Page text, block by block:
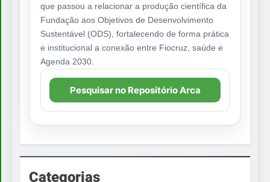
que passou a relacionar a produção científica da
Fundação aos Objetivos de Desenvolvimento
Sustentável (ODS), fortalecendo de forma prática
e institucional a conexão entre Fiocruz, saúde e
Agenda 2030.
Pesquisar no Repositório Arca
Categorias